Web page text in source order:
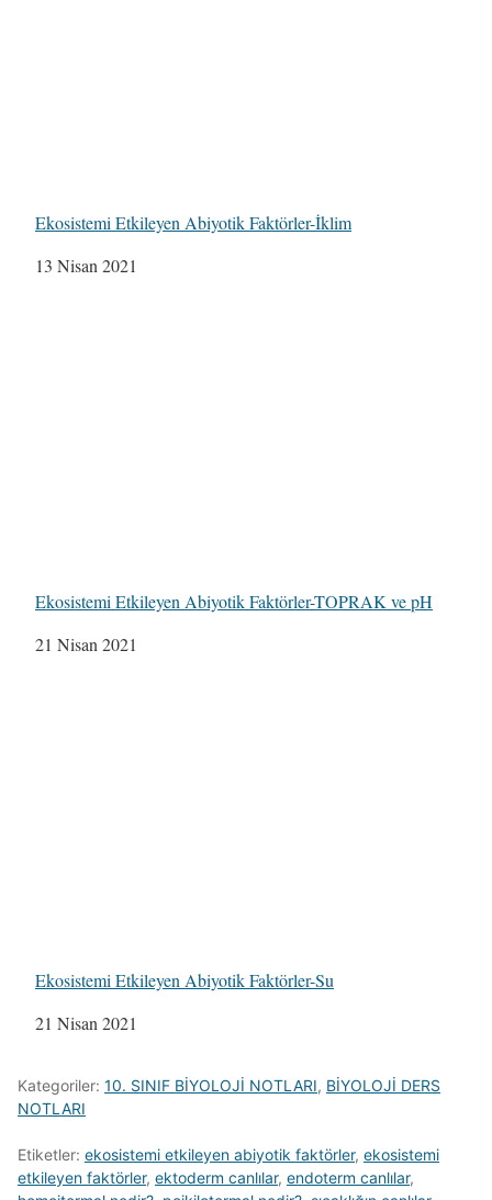
Ekosistemi Etkileyen Abiyotik Faktörler-İklim
Tarih
13 Nisan 2021
Ekosistemi Etkileyen Abiyotik Faktörler-TOPRAK ve pH
Tarih
21 Nisan 2021
Ekosistemi Etkileyen Abiyotik Faktörler-Su
Tarih
21 Nisan 2021
Kategoriler: 10. SINIF BİYOLOJİ NOTLARI, BİYOLOJİ DERS
NOTLARI
Etiketler: ekosistemi etkileyen abiyotik faktörler, ekosistemi
etkileyen faktörler, ektoderm canlılar, endoterm canlılar,